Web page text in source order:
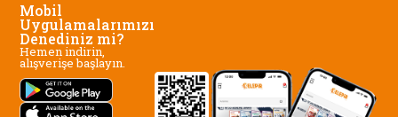
Mobil
Uygulamalarımızı
Denediniz mi?
Hemen indirin,
alışverişe başlayın.